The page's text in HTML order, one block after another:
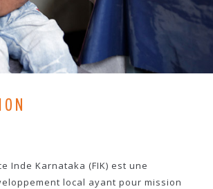
Inde Karnataka (FIK) est une
local ayant pour mission